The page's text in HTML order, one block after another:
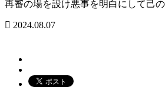
再審の場を設け悪事を明白にして己
2024.08.07